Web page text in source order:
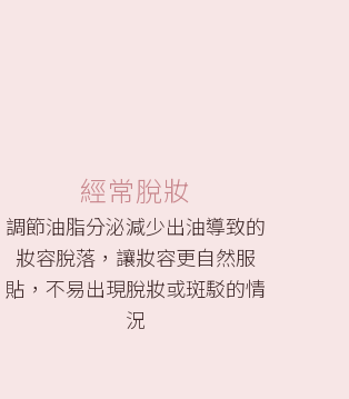
經常脫妝
調節油脂分泌減少出油導致的
妝容脫落，讓妝容更自然服
貼，不易出現脫妝或斑駁的情
況